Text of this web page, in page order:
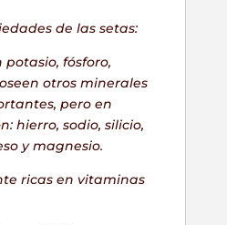
de las setas:
potasio, fósforo,
otros minerales
pero en
hierro, sodio, silicio,
y magnesio.
ricas en vitaminas